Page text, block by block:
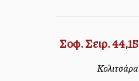
Σοφ. Σειρ. 44,15
Κολιτσάρα